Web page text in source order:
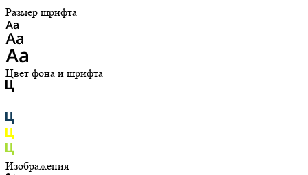
Размер шрифта
Цвет фона и шрифта
Изображения